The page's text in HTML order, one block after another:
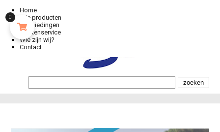
Home
Alle producten
Aanbiedingen
Klantenservice
Wie zijn wij?
Contact
0